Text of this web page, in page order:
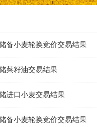
备小麦轮换竞价交易结果
菜籽油交易结果
进口小麦交易结果
备小麦轮换竞价交易结果